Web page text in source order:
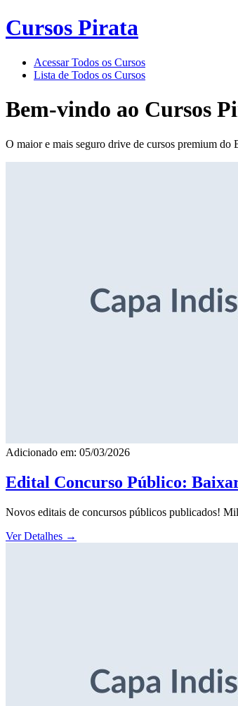
Cursos Pirata
Acessar Todos os Cursos
Lista de Todos os Cursos
Bem-vindo ao Cursos
O maior e mais seguro drive de cursos premium do
Adicionado em: 05/03/2026
Edital Concurso Público:
Novos editais de concursos públicos publicados!
Ver Detalhes →